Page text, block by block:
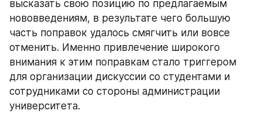
высказать свою позицию по предлагаемым
нововведениям, в результате чего большую
часть поправок удалось смягчить или вовсе
отменить. Именно привлечение широкого
внимания к этим поправкам стало триггером
для организации дискуссии со студентами и
сотрудниками со стороны администрации
университета.